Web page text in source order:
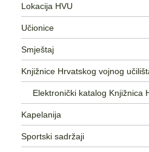
Lokacija HVU
Učionice
Smještaj
Knjižnice Hrvatskog vojnog
Elektronički katalog Knjižnica
Kapelanija
Sportski sadržaji